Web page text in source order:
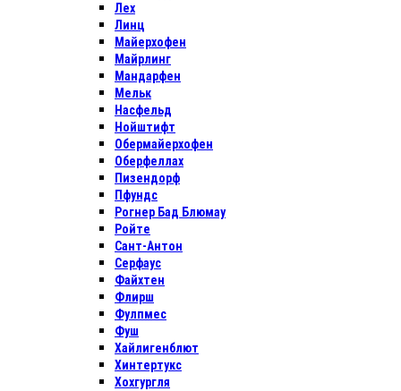
Лех
Линц
Майерхофен
Майрлинг
Мандарфен
Мельк
Насфельд
Нойштифт
Обермайерхофен
Оберфеллах
Пизендорф
Пфундс
Рогнер Бад Блюмау
Ройте
Сант-Антон
Серфаус
Файхтен
Флирш
Фулпмес
Фуш
Хайлигенблют
Хинтертукс
Хохгургля